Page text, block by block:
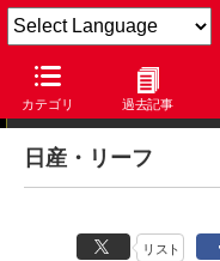
カテゴリ 過去記事
日下部保雄の悠悠閑閑
日産・リーフ
リスト